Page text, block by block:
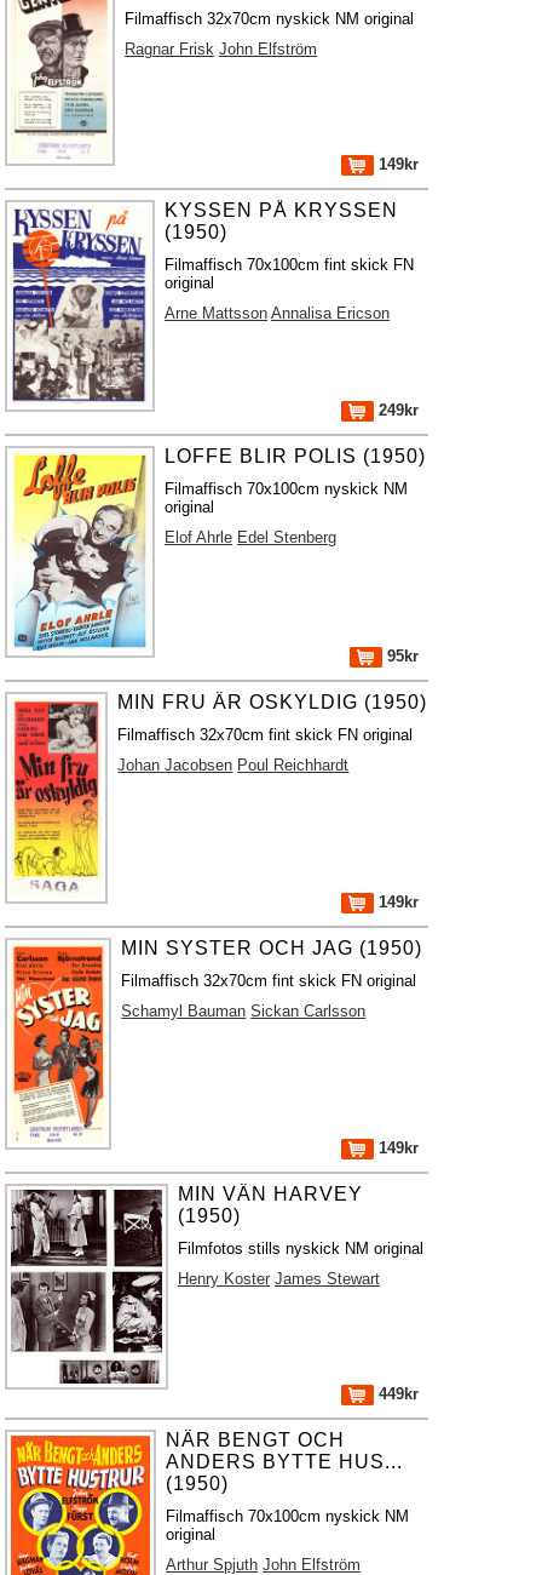
Filmaffisch 32x70cm nyskick NM original
Ragnar Frisk John Elfström
149kr
KYSSEN PÅ KRYSSEN
(1950)
Filmaffisch 70x100cm fint skick FN
original
Arne Mattsson Annalisa Ericson
249kr
LOFFE BLIR POLIS (1950)
Filmaffisch 70x100cm nyskick NM
original
Elof Ahrle Edel Stenberg
95kr
MIN FRU ÄR OSKYLDIG (1950)
Filmaffisch 32x70cm fint skick FN original
Johan Jacobsen Poul Reichhardt
149kr
MIN SYSTER OCH JAG (1950)
Filmaffisch 32x70cm fint skick FN original
Schamyl Bauman Sickan Carlsson
149kr
MIN VÄN HARVEY
(1950)
Filmfotos stills nyskick NM original
Henry Koster James Stewart
449kr
NÄR BENGT OCH
ANDERS BYTTE HUS...
(1950)
Filmaffisch 70x100cm nyskick NM
original
Arthur Spjuth John Elfström